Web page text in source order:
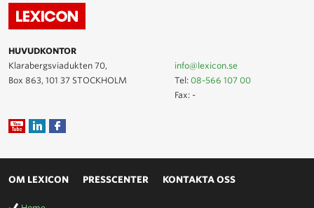
HUVUDKONTOR
Klarabergsviadukten 70,
Box 863, 101 37 STOCKHOLM
info@lexicon.se
Tel:08-566 107 00
Fax: -
OM LEXICON PRESSCENTER KONTAKTA OSS